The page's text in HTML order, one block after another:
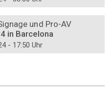
und Pro-AV
in Barcelona
- 17:50 Uhr